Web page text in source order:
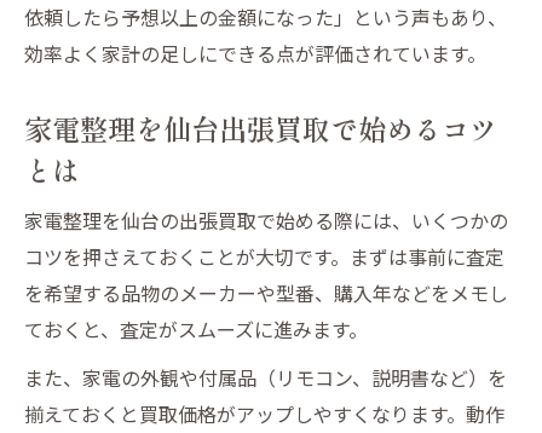
方
宮城県黒川郡大衡村で家電を出張買取する
仙台出張買取を大衡村で利用する際の注意
大衡村の不要品整理に仙台出張買取が役立
つ理由
宮城県黒川郡で家電出張買取を賢く活用す
る方法
出張買取で家電を賢く処分するコツ
仙台出張買取で家電を上手に処分する秘訣
依頼したら予想以上の金額になった」という声もあり、
効率よく家計の足しにできる点が評価されています。
家電整理を仙台出張買取で始めるコツ
とは
家電整理を仙台の出張買取で始める際には、いくつかの
コツを押さえておくことが大切です。まずは事前に査定
を希望する品物のメーカーや型番、購入年などをメモし
ておくと、査定がスムーズに進みます。
また、家電の外観や付属品（リモコン、説明書など）を
揃えておくと買取価格がアップしやすくなります。動作